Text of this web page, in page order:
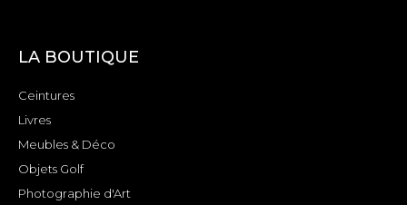
LA BOUTIQUE
Ceintures
Livres
Meubles & Déco
Objets Golf
Photographie d'Art